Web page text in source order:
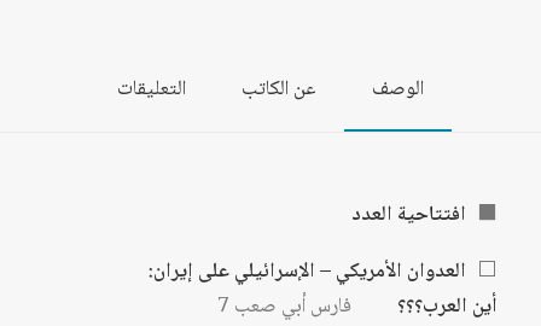
الوصف عن الكاتب التعليقات
⬛ افتتاحية العدد
⬜ العدوان الأمريكي – الإسرائيلي على إيران:
أين العرب؟؟؟ فارس أبي صعب 7